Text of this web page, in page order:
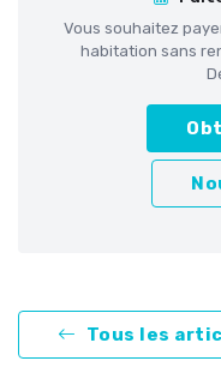
Vous souhaitez
habitation sans
Tous les